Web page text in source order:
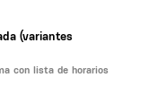
(variantes
con lista de horarios